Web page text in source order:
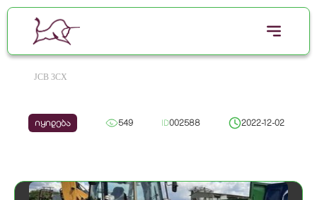
JCB 3CX
იყიდება 549 ID002588 2022-12-02